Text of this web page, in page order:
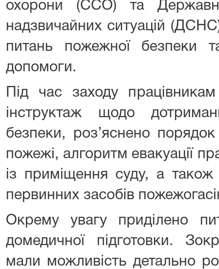
охорони (ССО) та
надзвичайних ситуацій
питань пожежної безпеки
допомоги.
Під час заходу
інструктаж щодо
безпеки, роз’яснено
пожежі, алгоритм евакуації
із приміщення суду, а
первинних засобів
Окрему увагу приділено
домедичної підготовки.
мали можливість детально